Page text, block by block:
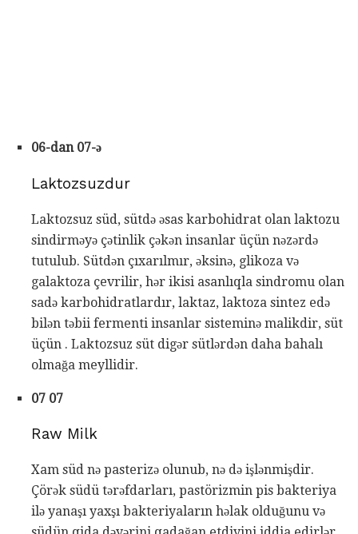
06-dan 07-ə
Laktozsuzdur
Laktozsuz süd, sütdə əsas karbohidrat olan laktozu
sindirməyə çətinlik çəkən insanlar üçün nəzərdə
tutulub. Sütdən çıxarılmır, əksinə, glikoza və
galaktoza çevrilir, hər ikisi asanlıqla sindromu olan
sadə karbohidratlardır, laktaz, laktoza sintez edə
bilən təbii fermenti insanlar sisteminə malikdir, süt
üçün . Laktozsuz süt digər sütlərdən daha bahalı
olmağa meyllidir.
07 07
Raw Milk
Xam süd nə pasterizə olunub, nə də işlənmişdir.
Çörək südü tərəfdarları, pastörizmin pis bakteriya
ilə yanaşı yaxşı bakteriyaların həlak olduğunu və